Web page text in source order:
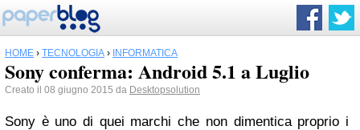
HOME › TECNOLOGIA › INFORMATICA
Sony conferma: Android 5.1 a Luglio
Creato il 08 giugno 2015 da Desktopsolution
Sony è uno di quei marchi che non dimentica proprio i